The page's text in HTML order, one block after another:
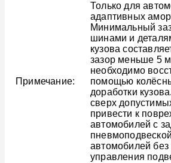
Примечание:
Только для
адаптивных
Минимальный
шинами и
кузова
зазор меньше 5
необходимо
помощью
доработки
сверх
привести к
автомобилей с
автомобилей без
управления